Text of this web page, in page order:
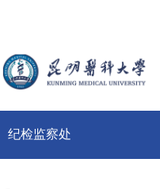
纪检监察处